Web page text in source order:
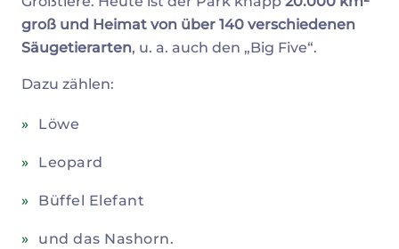
groß und Heimat von über 140 verschiedenen
Säugetierarten, u. a. auch den „Big Five“.
Dazu zählen:
Löwe
Leopard
Büffel Elefant
und das Nashorn.